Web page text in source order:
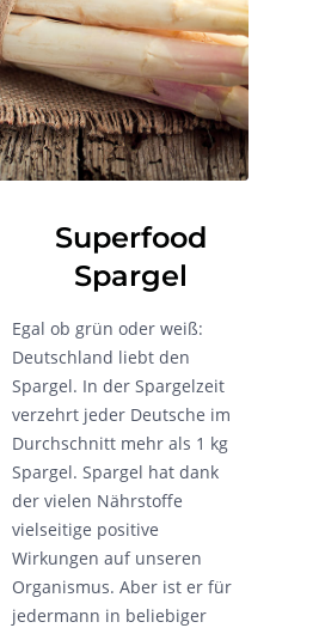
Superfood
Spargel
Egal ob grün oder weiß:
Deutschland liebt den
Spargel. In der Spargelzeit
verzehrt jeder Deutsche im
Durchschnitt mehr als 1 kg
Spargel. Spargel hat dank
der vielen Nährstoffe
vielseitige positive
Wirkungen auf unseren
Organismus. Aber ist er für
jedermann in beliebiger